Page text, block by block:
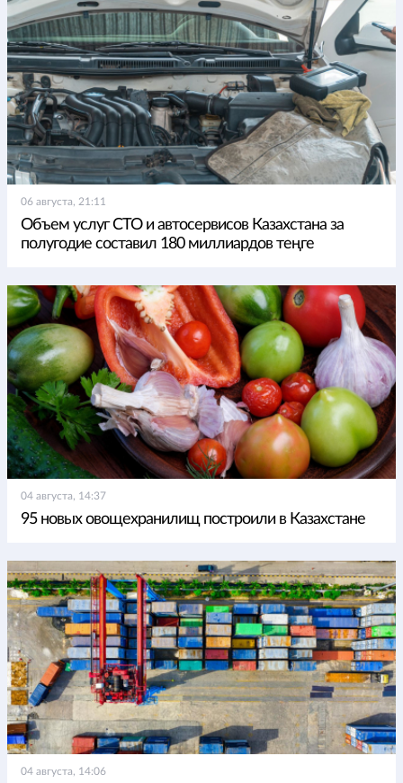
06 августа, 21:11
Объем услуг СТО и автосервисов Казахстана за
полугодие составил 180 миллиардов теңге
04 августа, 14:37
95 новых овощехранилищ построили в Казахстане
04 августа, 14:06